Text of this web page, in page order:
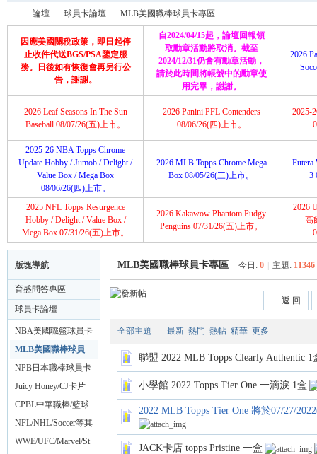
»
論壇
›
球員卡論壇
›
MLB美國職棒球員卡專區
因應美國關稅政策，即日起停
止收件代送BGS/PSA鑒定服
務。日後如有恢復會再另行公
告，謝謝。
自2024/04/15起，論壇回報領
取勳章活動將取消。截至
2024/12/31仍會有勳章活動，
請於此時間將帳號中的勳章使
用完畢，謝謝。
2026
2026 Leaf Seasons In The Sun
Baseball 08/07/26(五)上市。
2026 Panini PFL Contenders
08/06/26(四)上市。
2025-
2025-26 NBA Topps Chrome
Update Hobby / Jumob / Delight /
Value Box / Mega Box
08/06/26(四)上市。
2026 MLB Topps Chrome Mega
Box 08/05/26(三)上市。
Futera
3
2025 NFL Topps Resurgence
Hobby / Delight / Value Box /
Mega Box 07/31/26(五)上市。
2026 Kakawow Phantom Pudgy
Penguins 07/31/26(五)上市。
2026
高
版塊導航
育盛問答專區
球員卡論壇
NBA美國職籃球員卡
專區
MLB美國職棒球員
卡專區
NPB日本職棒球員卡
專區
Juicy Honey/CJ卡片
18禁AV專區
CPBL中華職棒/籃球
球卡專區
NFL/NHL/Soccer等其
他各類運動球員卡專
WWE/UFC/Marvel/St
MLB美國職棒球員卡專區 今日: 0 主題: 11346
返 回
全部主題 最新 熱門 熱帖 精華 更多
聯盟 2022 MLB Topps Clearly Authentic 1
小學館 2022 Topps Tier One 一滴淚 1盒
2022 MLB Topps Tier One 將於07/27/
JACK卡店 topps Pristine 一盒